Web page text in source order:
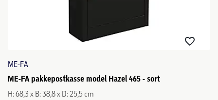
ME-FA
ME-FA pakkepostkasse model Hazel 465 - sort
H: 68,3 x B: 38,8 x D: 25,5 cm